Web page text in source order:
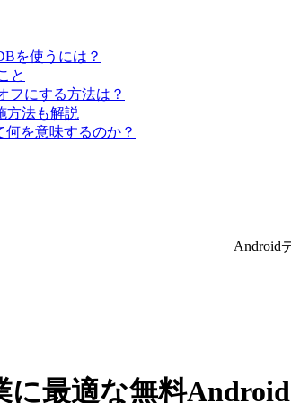
を使うには？
と
フにする方法は？
方法も解説
何を意味するのか？
Android
に最適な無料